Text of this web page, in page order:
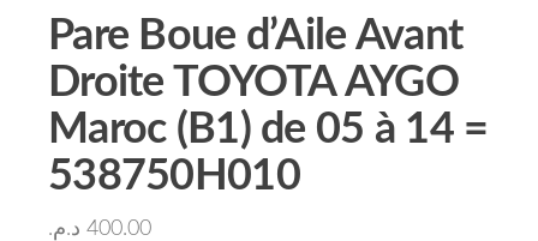
Pare Boue d’Aile Avant
Droite TOYOTA AYGO
Maroc (B1) de 05 à 14 =
538750H010
400.00 د.م.